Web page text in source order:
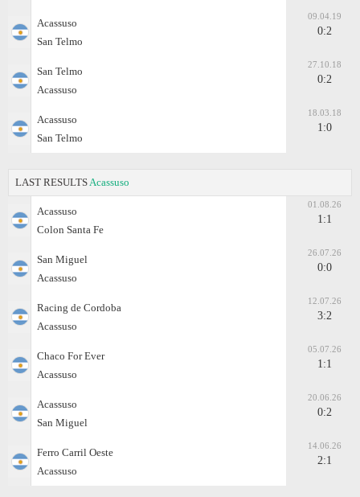
Acassuso
San Telmo
09.04.19
0:2
San Telmo
Acassuso
27.10.18
0:2
Acassuso
San Telmo
18.03.18
1:0
LAST RESULTS Acassuso
Acassuso
Colon Santa Fe
01.08.26
1:1
San Miguel
Acassuso
26.07.26
0:0
Racing de Cordoba
Acassuso
12.07.26
3:2
Chaco For Ever
Acassuso
05.07.26
1:1
Acassuso
San Miguel
20.06.26
0:2
Ferro Carril Oeste
Acassuso
14.06.26
2:1